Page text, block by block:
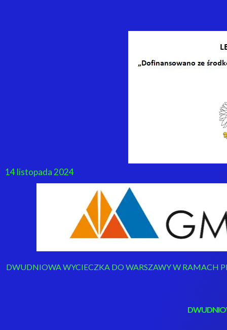
14 listopada 2024
DWUDNIOWA WYCIECZKA DO WARSZAWY W RAMACH